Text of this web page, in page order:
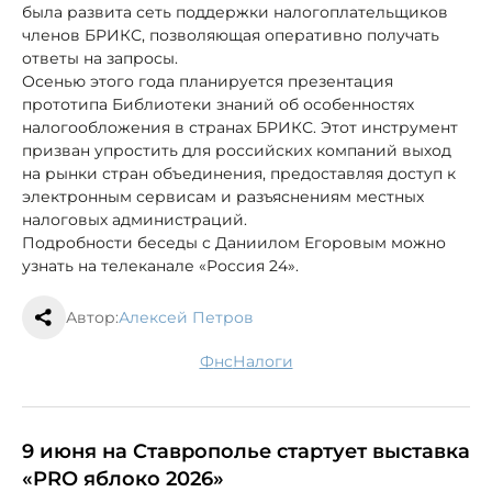
была развита сеть поддержки налогоплательщиков
членов БРИКС, позволяющая оперативно получать
ответы на запросы.
Осенью этого года планируется презентация
прототипа Библиотеки знаний об особенностях
налогообложения в странах БРИКС. Этот инструмент
призван упростить для российских компаний выход
на рынки стран объединения, предоставляя доступ к
электронным сервисам и разъяснениям местных
налоговых администраций.
Подробности беседы с Даниилом Егоровым можно
узнать на телеканале «Россия 24».
Автор:Алексей Петров
фнс налоги
9 июня на Ставрополье стартует выставка
«PRO яблоко 2026»